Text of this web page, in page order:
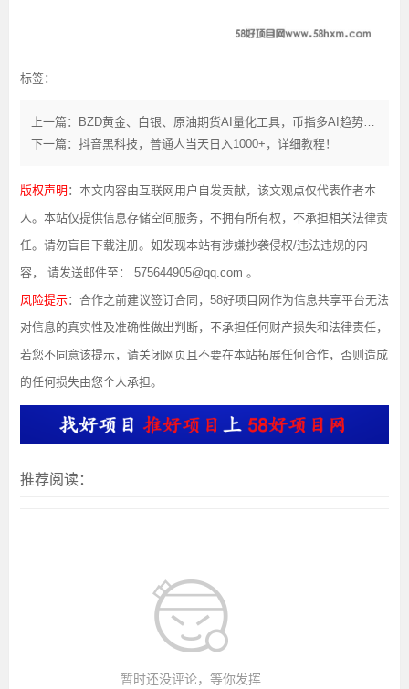
标签：
上一篇：BZD黄金、白银、原油期货AI量化工具，币指多AI趋势量化炒币！
下一篇：抖音黑科技，普通人当天日入1000+，详细教程！
版权声明 ：本文内容由互联网用户自发贡献，该文观点仅代表作者本
人。本站仅提供信息存储空间服务，不拥有所有权，不承担相关法律责
任。请勿盲目下载注册。如发现本站有涉嫌抄袭侵权/违法违规的内
容， 请发送邮件至： 575644905@qq.com 。
风险提示：合作之前建议签订合同，58好项目网作为信息共享平台无法
对信息的真实性及准确性做出判断，不承担任何财产损失和法律责任，
若您不同意该提示，请关闭网页且不要在本站拓展任何合作，否则造成
的任何损失由您个人承担。
推荐阅读：
暂时还没评论，等你发挥